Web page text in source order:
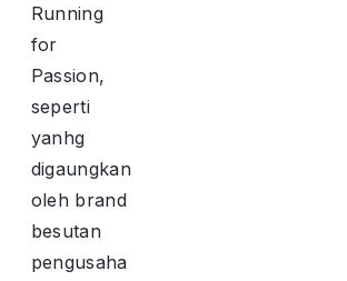
Running
for
Passion,
seperti
yanhg
digaungkan
oleh brand
besutan
pengusaha